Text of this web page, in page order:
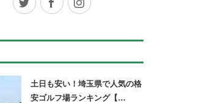
土日も安い！埼玉県で人気の格
安ゴルフ場ランキング【…